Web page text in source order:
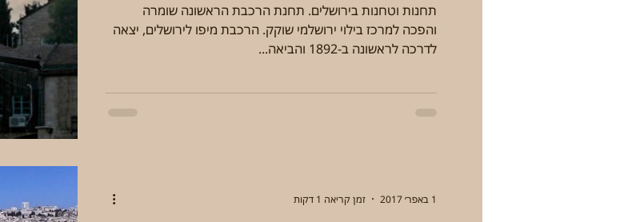
תחנות וטחנות בירושלים. תחנת הרכבת הראשונה שומרה
והפכה למרכז בילוי ירושלמי שוקק. הרכבת מיפו לירושלים, יצאה
לדרכה לראשונה ב-1892 והביאה...
1 באפר׳ 2017 זמן קריאה 1 דקות